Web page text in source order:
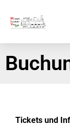
Tickets und